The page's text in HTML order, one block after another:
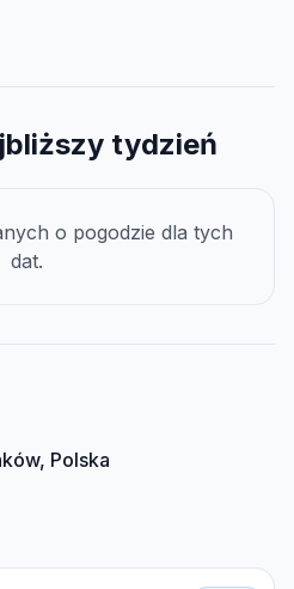
tydzień
o pogodzie dla tych
dat.
Polska